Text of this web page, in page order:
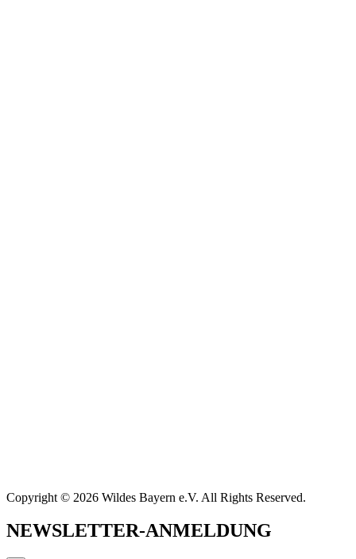
Copyright © 2026 Wildes Bayern e.V. All Rights Reserved.
NEWSLETTER-ANMELDUNG